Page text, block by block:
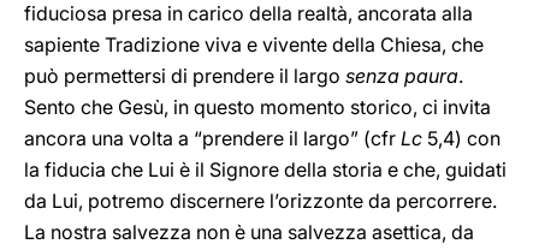
fiduciosa presa in carico della realtà, ancorata alla
sapiente Tradizione viva e vivente della Chiesa, che
può permettersi di prendere il largo senza paura.
Sento che Gesù, in questo momento storico, ci invita
ancora una volta a “prendere il largo” (cfr Lc 5,4) con
la fiducia che Lui è il Signore della storia e che, guidati
da Lui, potremo discernere l’orizzonte da percorrere.
La nostra salvezza non è una salvezza asettica, da